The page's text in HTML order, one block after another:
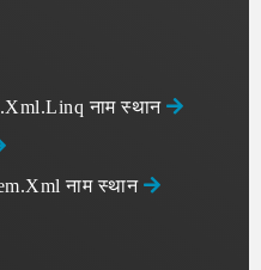
नाम स्थान
नाम स्थान